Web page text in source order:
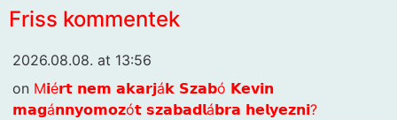
Friss kommentek
2026.08.08. at 13:56
on M𝗶é𝗿𝘁 𝗻𝗲𝗺 𝗮𝗸𝗮𝗿𝗷á𝗸 𝗦𝘇𝗮𝗯ó 𝗞𝗲𝘃𝗶𝗻
𝗺𝗮𝗴á𝗻𝗻𝘆𝗼𝗺𝗼𝘇ó𝘁 𝘀𝘇𝗮𝗯𝗮𝗱𝗹á𝗯𝗿𝗮 𝗵𝗲𝗹𝘆𝗲𝘇𝗻𝗶?